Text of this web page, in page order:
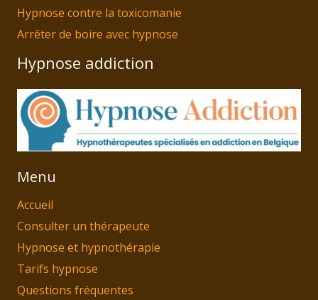
Hypnose contre la toxicomanie
Arrêter de boire avec hypnose
Hypnose addiction
Menu
Accueil
Consulter un thérapeute
Hypnose et hypnothérapie
Tarifs hypnose
Questions fréquentes